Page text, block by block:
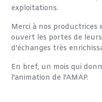
exploitations.
Merci à nos
ouvert les portes de
d'échanges très
En bref, un mois qui
l'animation de l'AMAP.